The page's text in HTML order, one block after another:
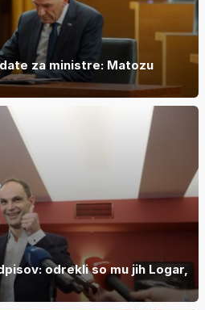
za ministre: Matozu
odrekli so mu jih Logar,